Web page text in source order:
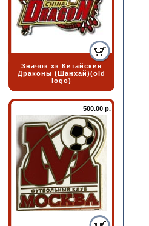
Значок хк Китайские
Драконы (Шанхай)(old
logo)
500.00 р.